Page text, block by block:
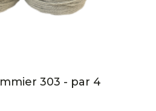
303 - par 4